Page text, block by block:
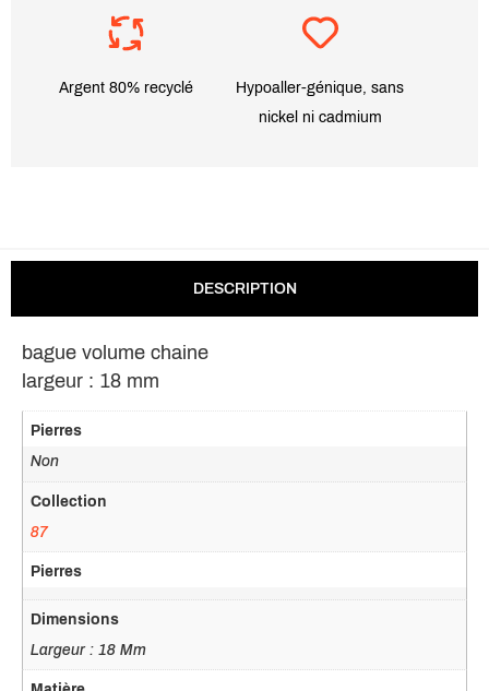
Argent 80% recyclé
Hypoaller-génique, sans
nickel ni cadmium
DESCRIPTION
bague volume chaine
largeur : 18 mm
Pierres
Non
Collection
87
Pierres
Dimensions
Largeur : 18 Mm